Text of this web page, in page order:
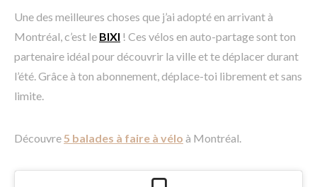
Une des meilleures choses que j’ai adopté en arrivant à
Montréal, c’est le BIXI ! Ces vélos en auto-partage sont ton
partenaire idéal pour découvrir la ville et te déplacer durant
l’été. Grâce à ton abonnement, déplace-toi librement et sans
limite.
Découvre5 balades à faire à vélo à Montréal.